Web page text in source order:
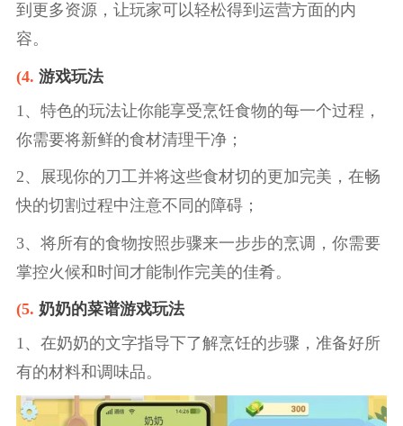
到更多资源，让玩家可以轻松得到运营方面的内
容。
(4. 游戏玩法
1、特色的玩法让你能享受烹饪食物的每一个过程，
你需要将新鲜的食材清理干净；
2、展现你的刀工并将这些食材切的更加完美，在畅
快的切割过程中注意不同的障碍；
3、将所有的食物按照步骤来一步步的烹调，你需要
掌控火候和时间才能制作完美的佳肴。
(5. 奶奶的菜谱游戏玩法
1、在奶奶的文字指导下了解烹饪的步骤，准备好所
有的材料和调味品。